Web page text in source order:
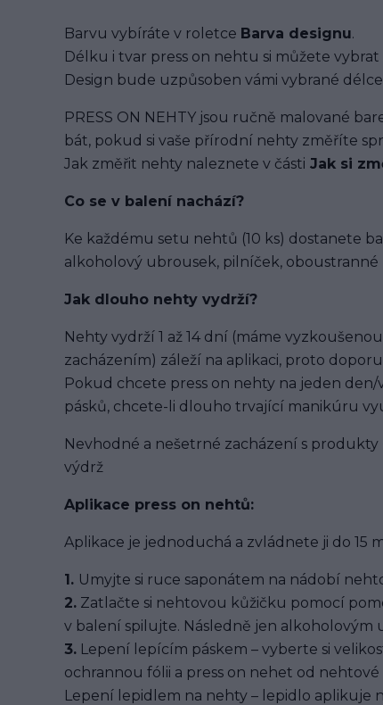
Barvu vybíráte v roletce Barva designu.
Délku i tvar press on nehtu si můžete
Design bude uzpůsoben vámi vybrané
PRESS ON NEHTY jsou ručně malované
bát, pokud si vaše přírodní nehty změříte
Jak změřit nehty naleznete v části Jak si
Co se v balení nachází?
Ke každému setu nehtů (10 ks) dostanete
alkoholový ubrousek, pilníček,
Jak dlouho nehty vydrží?
Nehty vydrží 1 až 14 dní (máme
zacházením) záleží na aplikaci, proto
Pokud chcete press on nehty na jeden
pásků, chcete-li dlouho trvající manikúru
Nevhodné a nešetrné zacházení s
výdrž
Aplikace press on nehtů:
Aplikace je jednoduchá a zvládnete ji do 15
1. Umyjte si ruce saponátem na nádobí
2. Zatlačte si nehtovou kůžičku pomocí
v balení spilujte. Následně jen alkoholovým
3. Lepení lepícím páskem – vyberte si
ochrannou fólii a press on nehet od
Lepení lepidlem na nehty – lepidlo